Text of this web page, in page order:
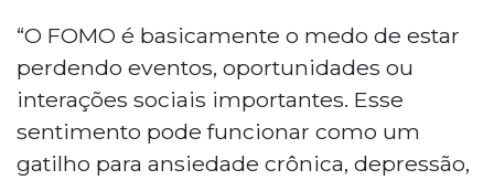
“O FOMO é basicamente o medo de estar
perdendo eventos, oportunidades ou
interações sociais importantes. Esse
sentimento pode funcionar como um
gatilho para ansiedade crônica, depressão,